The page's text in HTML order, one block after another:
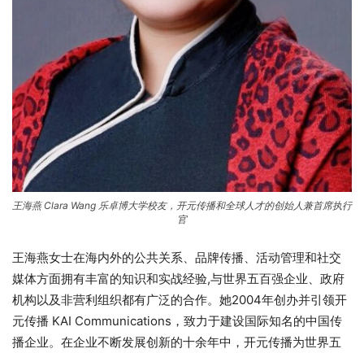
王海燕 Clara Wang 乐卓博大学校友，开元传播和全球人才的创始人兼首席执行
官
王海燕女士在海内外的公共关系、品牌传播、活动管理和社交
媒体方面拥有丰富的知识和实战经验,与世界五百强企业、政府
机构以及非营利组织都有广泛的合作。她2004年创办并引领开
元传播 KAI Communications，致力于建设国际知名的中国传
播企业。在企业不断发展创新的十余年中，开元传播为世界五